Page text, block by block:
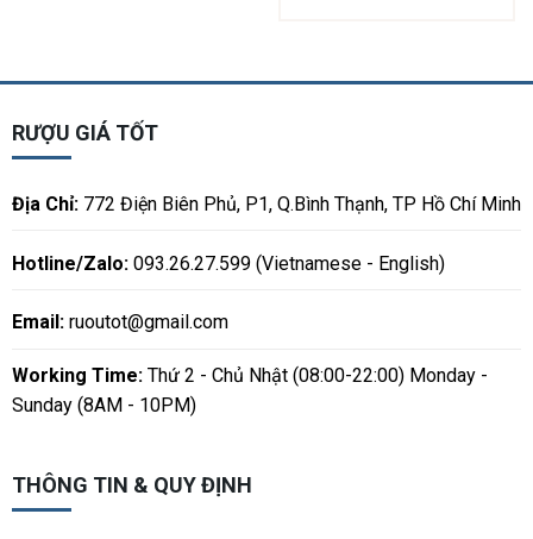
RƯỢU GIÁ TỐT
Địa Chỉ:772 Điện Biên Phủ, P1, Q.Bình Thạnh, TP Hồ Chí Minh
Hotline/Zalo:093.26.27.599 (Vietnamese - English)
Email: ruoutot@gmail.com
Working Time:Thứ 2 - Chủ Nhật (08:00-22:00) Monday -
Sunday (8AM - 10PM)
THÔNG TIN & QUY ĐỊNH